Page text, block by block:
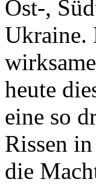
Ost-,
Ukraine.
heute
eine so
Rissen
die